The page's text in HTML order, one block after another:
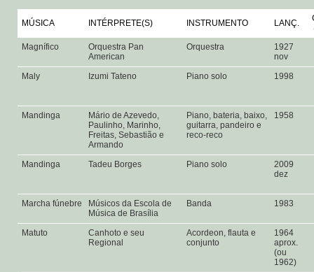
MÚSICA INTÉRPRETE(S) INSTRUMENTO LANÇ.
Magnífico
Orquestra Pan
American
Orquestra
1927
nov
Maly
Izumi Tateno Piano solo 1998
Mandinga
Mário de Azevedo,
Paulinho, Marinho,
Freitas, Sebastião e
Armando
Piano, bateria, baixo,
guitarra, pandeiro e
reco-reco
1958
Mandinga Tadeu Borges Piano solo
2009
dez
Marcha fúnebre
Músicos da Escola de
Música de Brasília
Banda 1983
Matuto
Canhoto e seu
Regional
Acordeon, flauta e
conjunto
1964
aprox.
(ou
1962)